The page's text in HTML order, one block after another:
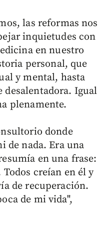
las reformas nos
inquietudes con
en nuestro
personal, que
y mental, hasta
desalentadora. Igual
plenamente.
donde
de nada. Era una
en una frase:
creían en él y
de recuperación.
de mi vida",